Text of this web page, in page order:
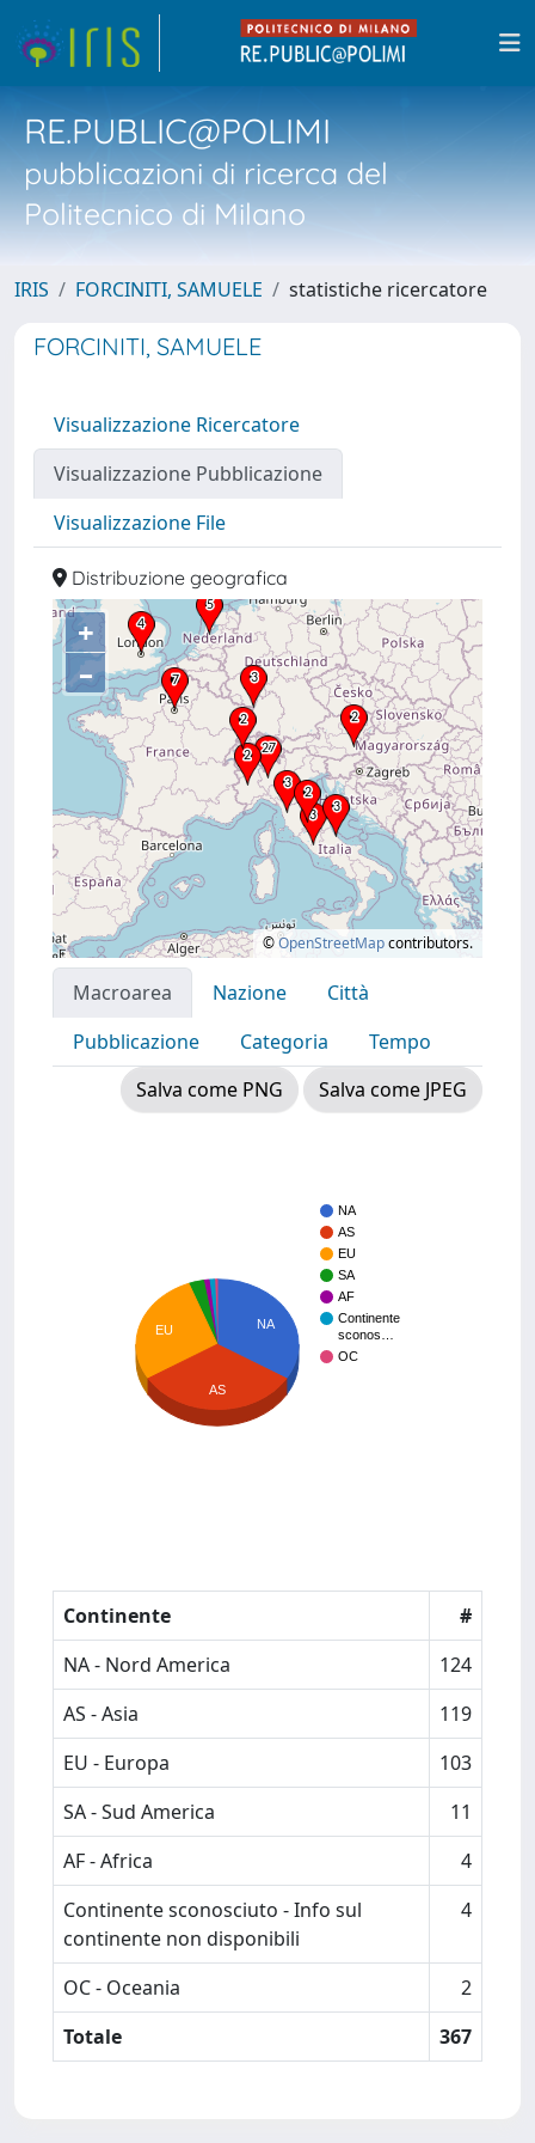
RE.PUBLIC@POLIMI
pubblicazioni di ricerca del
Politecnico di Milano
IRIS FORCINITI, SAMUELE statistiche ricercatore
FORCINITI, SAMUELE
Visualizzazione Ricercatore
Visualizzazione Pubblicazione
Visualizzazione File
Distribuzione geografica
+
–
©OpenStreetMapcontributors.
Macroarea Nazione
Città
Pubblicazione
Categoria
Tempo
Salva come PNG
Salva come JPEG
NA
AS
EU
SA
AF
Continente
sconos…
OC
NA
EU
AS
Continente
#
NA - Nord America
124
AS - Asia
119
EU - Europa
103
SA - Sud America
11
AF - Africa
4
Continente sconosciuto - Info sul
continente non disponibili
4
OC - Oceania
2
Totale
367